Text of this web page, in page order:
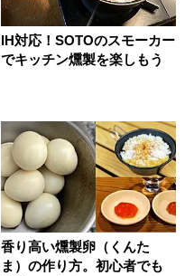
IH対応！SOTOのスモーカー
でキッチン燻製を楽しもう
香り高い燻製卵（くんた
ま）の作り方。初心者でも